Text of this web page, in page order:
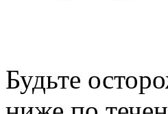
Будьте